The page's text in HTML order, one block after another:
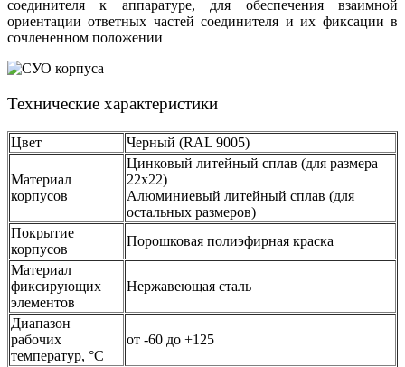
соединителя к аппаратуре, для обеспечения взаимной
ориентации ответных частей соединителя и их фиксации в
сочлененном положении
Технические характеристики
Цвет Черный (RAL 9005)
Материал
корпусов
Цинковый литейный сплав (для размера
22х22)
Алюминиевый литейный сплав (для
остальных размеров)
Покрытие
корпусов
Порошковая полиэфирная краска
Материал
фиксирующих
элементов
Нержавеющая сталь
Диапазон
рабочих
температур, °С
от -60 до +125